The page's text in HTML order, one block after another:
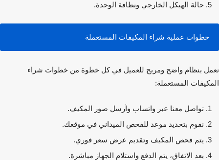
حالة الهيكل الخارجي ونظافة الوحدة.
خطوات عملية شراء المكيفات المستعملة
بنظام واضح ومريح للعميل في كل خطوة من خطواتشراء
المستعملة:
تواصل معنا عبر واتساب وأرسل صور المكيف.
نقوم بتحديد موعد للفحص الميداني في موقعك.
يتم فحص المكيف وتقديم عرض سعر فوري.
بعد الاتفاق، يتم الدفع واستلام الجهاز مباشرة.